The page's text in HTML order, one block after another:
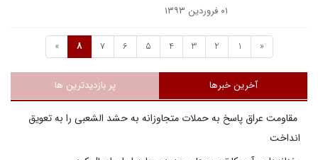
۰۱ فروردین ۱۳۹۳
«
1
2
3
4
5
6
7
8
»
آخرین خبرها پر بازدیدترین ها
مقاومت عراق پاسخ به حملات متجاوزانه به حشد الشعبی را به تعویق
انداخت